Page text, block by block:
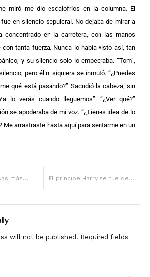
miró me dio escalofríos en la columna. El
en silencio sepulcral. No dejaba de mirar a
concentrado en la carretera, con las manos
con tanta fuerza. Nunca lo había visto así, tan
y su silencio solo lo empeoraba. “Tom”,
pero él ni siquiera se inmutó. “¿Puedes
qué está pasando?” Sacudió la cabeza, sin
lo verás cuando lleguemos”. “¿Ver qué?”
se apoderaba de mi voz. “¿Tienes idea de lo
Me arrastraste hasta aquí para sentarme en un
de la reina Camilla, 2 muertes y más El príncipe Harry se fue de viaje de 8 días sin su esposa Meghan Markle: esta es la razón
will not be published. Required fields